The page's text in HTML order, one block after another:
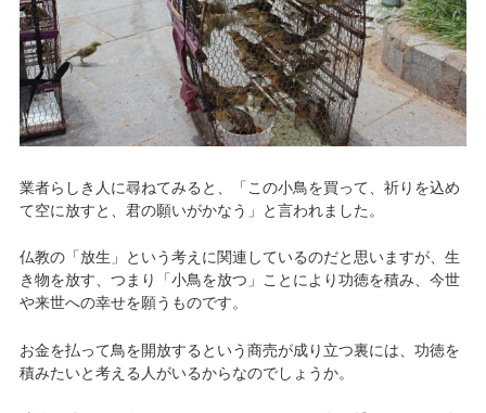
業者らしき人に尋ねてみると、「この小鳥を買って、祈りを込め
て空に放すと、君の願いがかなう」と言われました。
仏教の「放生」という考えに関連しているのだと思いますが、生
き物を放す、つまり「小鳥を放つ」ことにより功徳を積み、今世
や来世への幸せを願うものです。
お金を払って鳥を開放するという商売が成り立つ裏には、功徳を
積みたいと考える人がいるからなのでしょうか。